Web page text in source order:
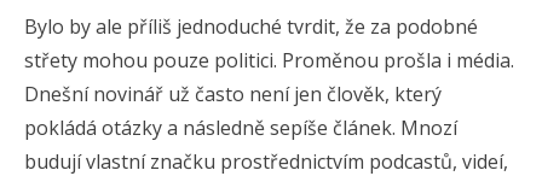
Bylo by ale příliš jednoduché tvrdit, že za podobné
střety mohou pouze politici. Proměnou prošla i média.
Dnešní novinář už často není jen člověk, který
pokládá otázky a následně sepíše článek. Mnozí
budují vlastní značku prostřednictvím podcastů, videí,